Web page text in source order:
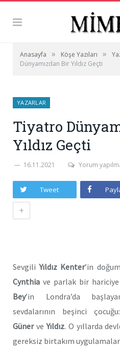
Anasayfa » Köşe Yazıları »
Dünyamızdan Bir Yıldız Geçti
YAZARLAR
Tiyatro
Yıldız Geçti
16.11.2021 Yorum
Tweet
+
SevgiliYıldız Kenter’in
Cynthia ve parlak bir
Bey’in Londra’da
sevdalarının beşinci
GünerveYıldız. O yıllarda
gereksiz birtakım